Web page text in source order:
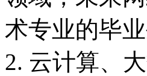
术专业的毕
2. 云计算、